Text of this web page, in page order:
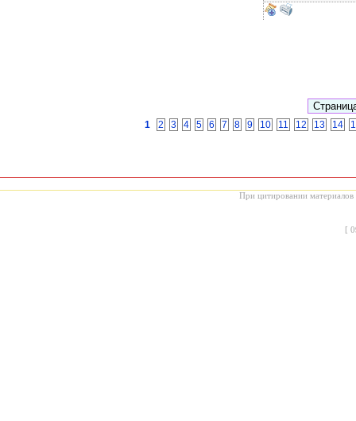
1 2 3 4 5 6 7 8 9 10 11 12 13 14
При цитировании материалов
[